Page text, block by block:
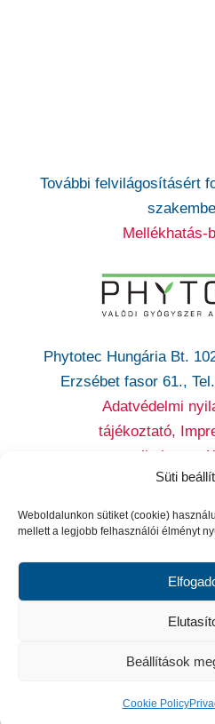
Süti
Weboldalunkon sütiket (cookie)
mellett a legjobb felhasználói élményt
Beállítások
Cookie Policy
További felvilágosításért
Mellékhatás-
Phytotec Hungária Bt.
Erzsébet fasor 61.,
Adatvédelmi
tájékoztató,
nyilatkozat,
Colpofix|
Plus|Premens|Proxelan
Vitagyn C
Utolsó frissítés